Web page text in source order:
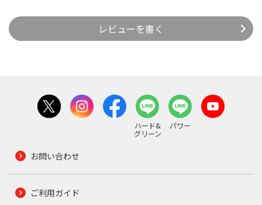
レビューを書く
ハード&
グリーン
パワー
お問い合わせ
ご利用ガイド